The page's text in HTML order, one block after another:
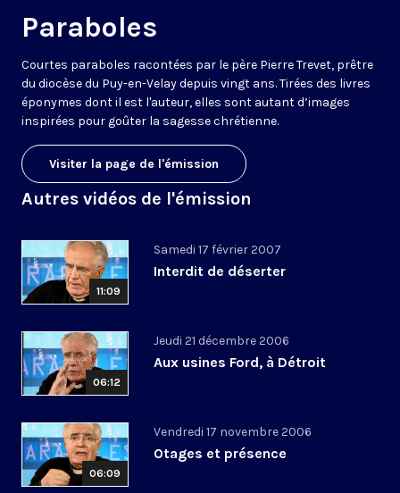
Paraboles
Courtes paraboles racontées par le père Pierre Trevet, prêtre
du diocèse du Puy-en-Velay depuis vingt ans. Tirées des livres
éponymes dont il est l'auteur, elles sont autant d’images
inspirées pour goûter la sagesse chrétienne.
Visiter la page de l'émission
Autres vidéos de l'émission
11:09
Samedi 17 février 2007
Interdit de déserter
06:12
Jeudi 21 décembre 2006
Aux usines Ford, à Détroit
06:09
Vendredi 17 novembre 2006
Otages et présence